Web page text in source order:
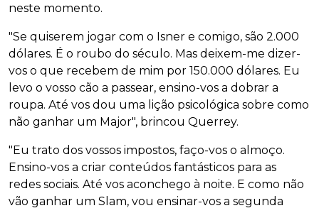
neste momento.
"Se quiserem jogar com o Isner e comigo, são 2.000
dólares. É o roubo do século. Mas deixem-me dizer-
vos o que recebem de mim por 150.000 dólares. Eu
levo o vosso cão a passear, ensino-vos a dobrar a
roupa. Até vos dou uma lição psicológica sobre como
não ganhar um Major", brincou Querrey.
"Eu trato dos vossos impostos, faço-vos o almoço.
Ensino-vos a criar conteúdos fantásticos para as
redes sociais. Até vos aconchego à noite. E como não
vão ganhar um Slam, vou ensinar-vos a segunda